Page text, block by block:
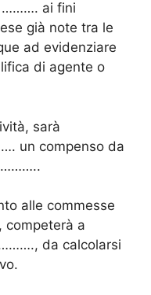
………. ai fini
già note tra le
ad evidenziare
di agente o
sarà
un compenso da
alle commesse
a
da calcolarsi